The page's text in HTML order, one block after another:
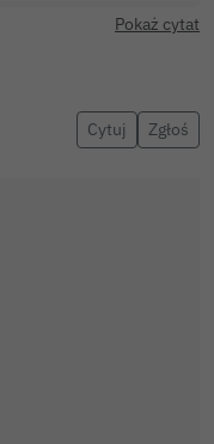
Pokaż cytat
Cytuj Zgłoś